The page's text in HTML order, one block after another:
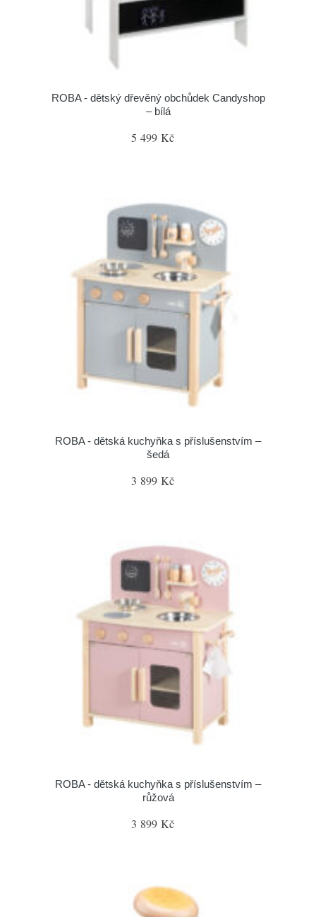
ROBA - dětský dřevěný obchůdek Candyshop
– bílá
5 499 Kč
ROBA - dětská kuchyňka s příslušenstvím –
šedá
3 899 Kč
ROBA - dětská kuchyňka s příslušenstvím –
růžová
3 899 Kč